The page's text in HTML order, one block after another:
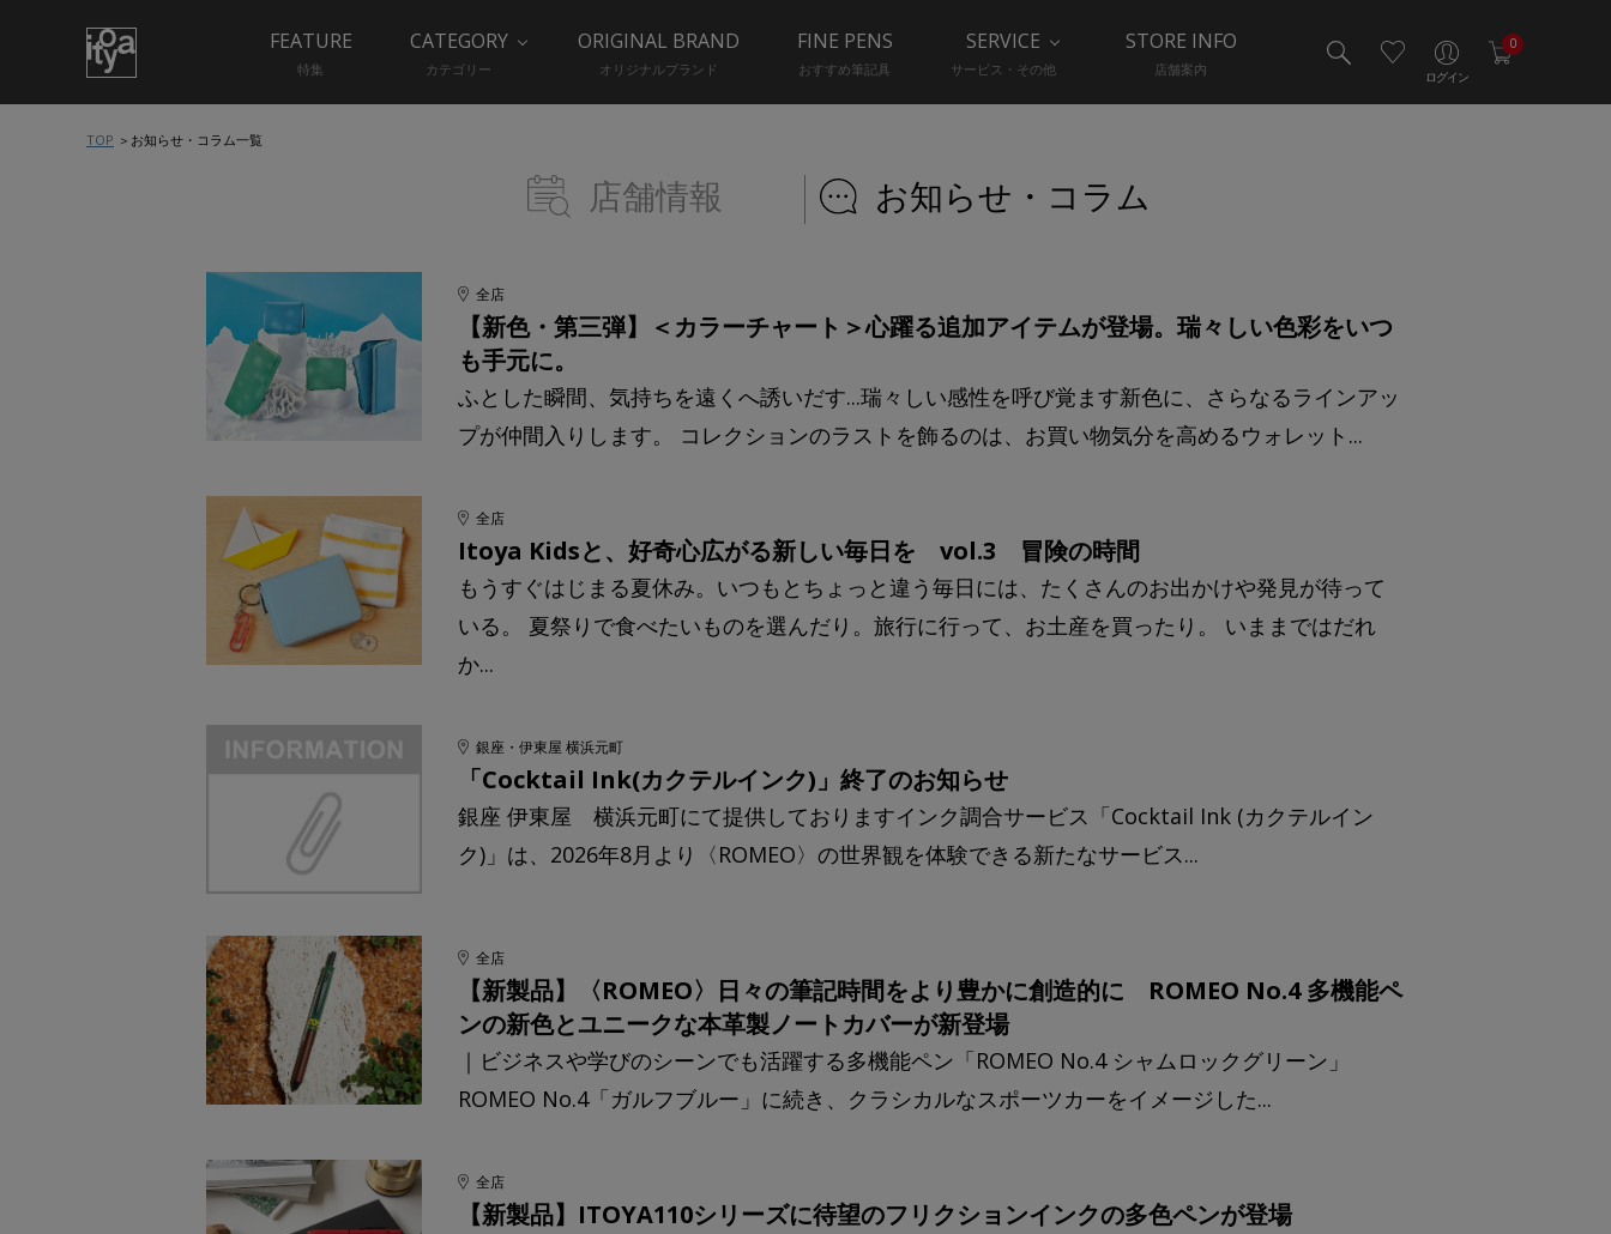
ログイン
0
FEATURE
特集
CATEGORY
カテゴリー
ORIGINAL BRAND
オリジナルブランド
FINE PENS
おすすめ筆記具
SERVICE
サービス・その他
STORE INFO
店舗案内
TOP お知らせ・コラム一覧
店舗情報 お知らせ・コラム
全店
【新色・第三弾】＜カラーチャート＞心躍る追加アイテムが登場。瑞々しい色彩をいつ
も手元に。
ふとした瞬間、気持ちを遠くへ誘いだす...瑞々しい感性を呼び覚ます新色に、さらなるラインアッ
プが仲間入りします。 コレクションのラストを飾るのは、お買い物気分を高めるウォレット...
全店
Itoya Kidsと、好奇心広がる新しい毎日を vol.3 冒険の時間
もうすぐはじまる夏休み。いつもとちょっと違う毎日には、たくさんのお出かけや発見が待って
いる。 夏祭りで食べたいものを選んだり。旅行に行って、お土産を買ったり。 いままではだれ
か...
銀座・伊東屋 横浜元町
「Cocktail Ink(カクテルインク)」終了のお知らせ
銀座 伊東屋 横浜元町にて提供しておりますインク調合サービス「Cocktail Ink (カクテルイン
ク)」は、2026年8月より〈ROMEO〉の世界観を体験できる新たなサービス...
全店
【新製品】〈ROMEO〉日々の筆記時間をより豊かに創造的に ROMEO No.4 多機能ペ
ンの新色とユニークな本革製ノートカバーが新登場
｜ビジネスや学びのシーンでも活躍する多機能ペン「ROMEO No.4 シャムロックグリーン」
ROMEO No.4「ガルフブルー」に続き、クラシカルなスポーツカーをイメージした...
全店
【新製品】ITOYA110シリーズに待望のフリクションインクの多色ペンが登場